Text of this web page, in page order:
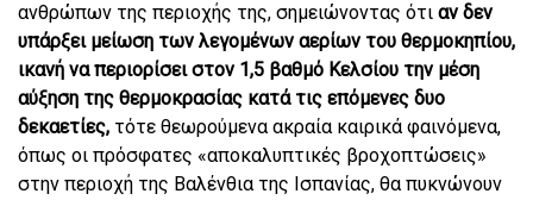
ανθρώπων της περιοχής της, σημειώνοντας ότι αν δεν
υπάρξει μείωση των λεγομένων αερίων του θερμοκηπίου,
ικανή να περιορίσει στον 1,5 βαθμό Κελσίου την μέση
αύξηση της θερμοκρασίας κατά τις επόμενες δυο
δεκαετίες, τότε θεωρούμενα ακραία καιρικά φαινόμενα,
όπως οι πρόσφατες «αποκαλυπτικές βροχοπτώσεις»
στην περιοχή της Βαλένθια της Ισπανίας, θα πυκνώνουν